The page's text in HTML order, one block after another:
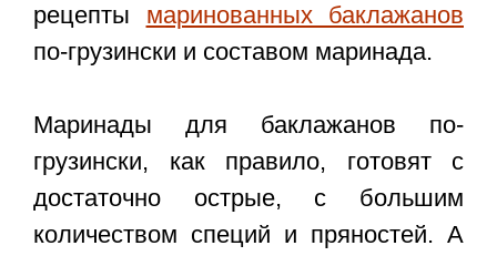
рецепты маринованных баклажанов
по-грузински и составом маринада.
Маринады для баклажанов по-
грузински, как правило, готовят с
достаточно острые, с большим
количеством специй и пряностей. А